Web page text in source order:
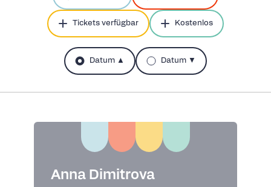
Tickets verfügbar Kostenlos
Datum ▲ Datum ▼
Anna Dimitrova